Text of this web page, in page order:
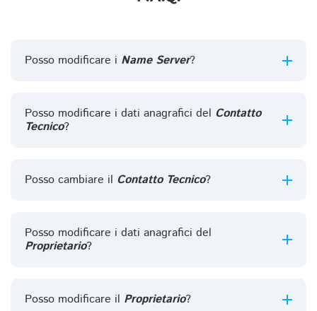
Posso modificare i Name Server?
Posso modificare i dati anagrafici del Contatto
Tecnico?
Posso cambiare il Contatto Tecnico?
Posso modificare i dati anagrafici del
Proprietario?
Posso modificare il Proprietario?